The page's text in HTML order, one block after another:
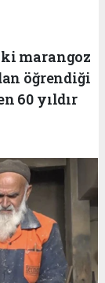
marangoz
öğrendiği
60 yıldır